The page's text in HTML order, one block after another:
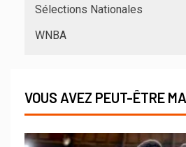
Sélections Nationales
WNBA
VOUS AVEZ PEUT-ÊTRE